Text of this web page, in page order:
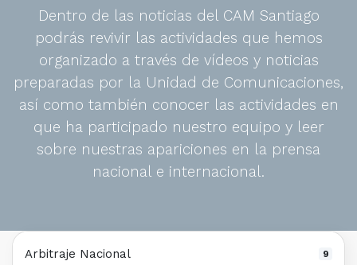
Dentro de las noticias del CAM Santiago
podrás revivir las actividades que hemos
organizado a través de vídeos y noticias
preparadas por la Unidad de Comunicaciones,
así como también conocer las actividades en
que ha participado nuestro equipo y leer
sobre nuestras apariciones en la prensa
nacional e internacional.
Arbitraje Nacional 9